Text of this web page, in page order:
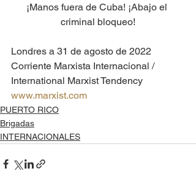
¡Manos fuera de Cuba! ¡Abajo el
criminal bloqueo!
Londres a 31 de agosto de 2022
Corriente Marxista Internacional /
International Marxist Tendency
www.marxist.com
PUERTO RICO
Brigadas
INTERNACIONALES